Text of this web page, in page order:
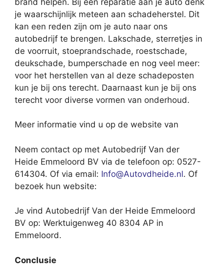
je waarschijnlijk meteen aan schadeherstel. Dit
kan een reden zijn om je auto naar ons
autobedrijf te brengen. Lakschade, sterretjes in
de voorruit, stoeprandschade, roestschade,
deukschade, bumperschade en nog veel meer:
voor het herstellen van al deze schadeposten
kun je bij ons terecht. Daarnaast kun je bij ons
terecht voor diverse vormen van onderhoud.
Meer informatie vind u op de website van
Neem contact op met Autobedrijf Van der
Heide Emmeloord BV via de telefoon op: 0527-
614304. Of via email: Info@Autovdheide.nl. Of
bezoek hun website:
Je vind Autobedrijf Van der Heide Emmeloord
BV op: Werktuigenweg 40 8304 AP in
Emmeloord.
Conclusie